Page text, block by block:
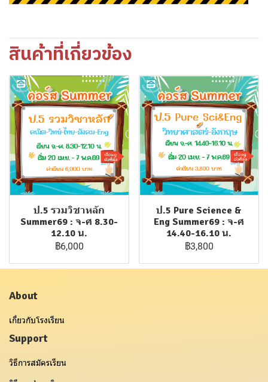
สินค้าที่เกี่ยวข้อง
ป.5 รวมวิชาหลัก
Summer69 : จ-ศ 8.30-
12.10 น.
฿6,000
ป.5 Pure Science &
Eng Summer69 : จ-ศ
14.40-16.10 น.
฿3,800
About
เกี่ยวกับโรงเรียน
Support
วิธีการสมัครเรียน